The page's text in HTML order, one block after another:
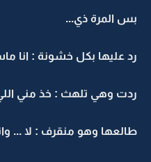
بس المرة ذي...
رد عليها بكل خشونة : انا
ردت وهي تلهث : خذ مني
طالعها وهو منقرف : لا ...